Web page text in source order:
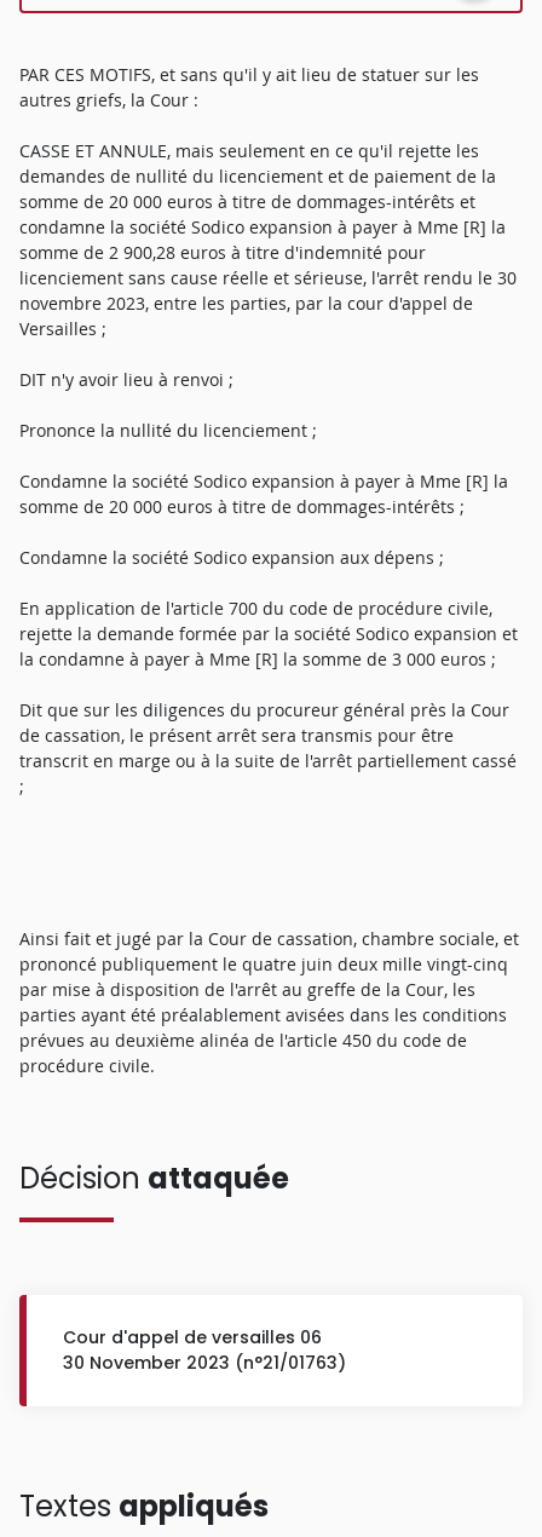
PAR CES MOTIFS, et sans qu'il y ait lieu de statuer sur les
autres griefs, la Cour :
CASSE ET ANNULE, mais seulement en ce qu'il rejette les
demandes de nullité du licenciement et de paiement de la
somme de 20 000 euros à titre de dommages-intérêts et
condamne la société Sodico expansion à payer à Mme [R] la
somme de 2 900,28 euros à titre d'indemnité pour
licenciement sans cause réelle et sérieuse, l'arrêt rendu le 30
novembre 2023, entre les parties, par la cour d'appel de
Versailles ;
DIT n'y avoir lieu à renvoi ;
Prononce la nullité du licenciement ;
Condamne la société Sodico expansion à payer à Mme [R] la
somme de 20 000 euros à titre de dommages-intérêts ;
Condamne la société Sodico expansion aux dépens ;
En application de l'article 700 du code de procédure civile,
rejette la demande formée par la société Sodico expansion et
la condamne à payer à Mme [R] la somme de 3 000 euros ;
Dit que sur les diligences du procureur général près la Cour
de cassation, le présent arrêt sera transmis pour être
transcrit en marge ou à la suite de l'arrêt partiellement cassé
;
Ainsi fait et jugé par la Cour de cassation, chambre sociale, et
prononcé publiquement le quatre juin deux mille vingt-cinq
par mise à disposition de l'arrêt au greffe de la Cour, les
parties ayant été préalablement avisées dans les conditions
prévues au deuxième alinéa de l'article 450 du code de
procédure civile.
Décision attaquée
Cour d'appel de versailles 06
30 November 2023 (n°21/01763)
Textes appliqués